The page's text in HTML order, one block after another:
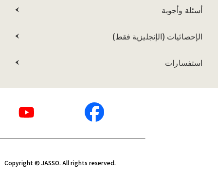
أسئلة وأجوبة
الإحصائيات (الإنجليزية فقط)
استفسارات
Copyright © JASSO. All rights reserved.